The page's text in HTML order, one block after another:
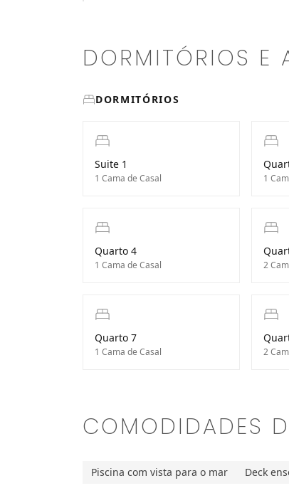
DORMITÓRIOS E
DORMITÓRIOS
Suite 1
1 Cama de Casal 1
Quarto 4
1 Cama de Casal 2
Quarto 7
1 Cama de Casal 2
COMODIDADES
Piscina com vista para o mar Deck